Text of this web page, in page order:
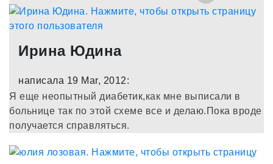
Ирина Юдина
написала 19 Mar, 2012:
Я еще неопытный диабетик,как мне выписали в
больнице так по этой схеме все и делаю.Пока вроде
получается справляться.